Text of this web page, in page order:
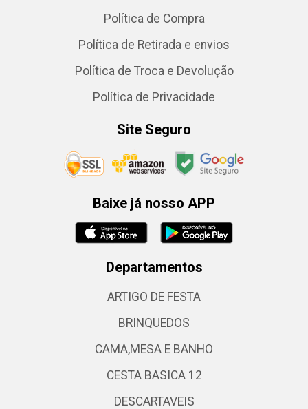
Política de Compra
Política de Retirada e envios
Política de Troca e Devolução
Política de Privacidade
Site Seguro
Baixe já nosso APP
Departamentos
ARTIGO DE FESTA
BRINQUEDOS
CAMA,MESA E BANHO
CESTA BASICA 12
DESCARTAVEIS